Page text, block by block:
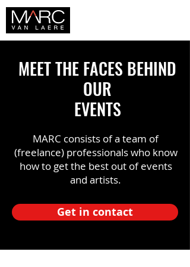
MEET THE FACES BEHIND
OUR
EVENTS
MARC consists of a team of
(freelance) professionals who know
how to get the best out of events
and artists.
Get in contact